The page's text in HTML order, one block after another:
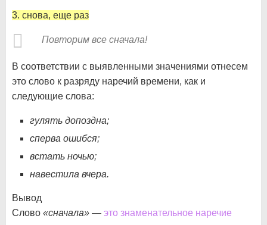
3. снова, еще раз
Повторим все сначала!
В соответствии с выявленными значениями отнесем
это слово к разряду наречий времени, как и
следующие слова:
гулять допоздна;
сперва ошибся;
встать ночью;
навестила вчера.
Вывод
Слово «сначала» — это знаменательное наречие